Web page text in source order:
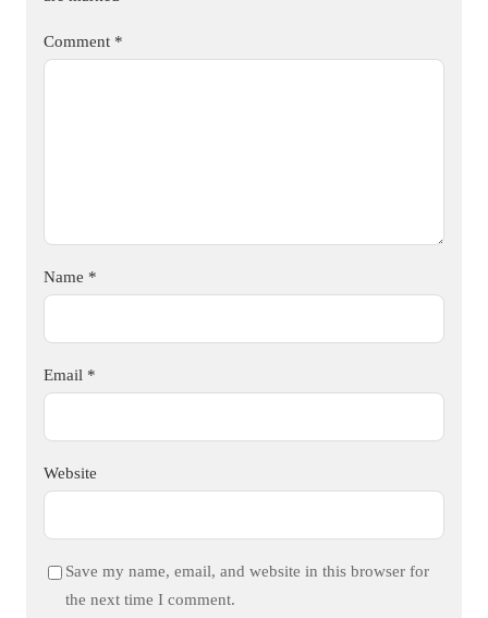
Comment *
Name *
Email *
Website
Save my name, email, and website in this browser for
the next time I comment.